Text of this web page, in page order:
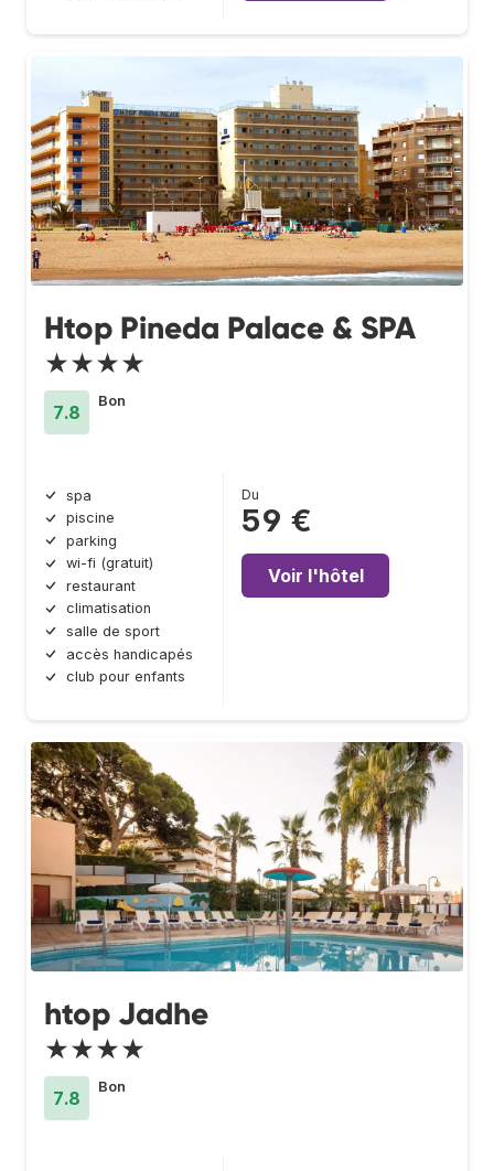
Htop Pineda Palace & SPA
★★★★
7.8
Bon
spa
piscine
parking
wi-fi (gratuit)
restaurant
climatisation
salle de sport
accès handicapés
club pour enfants
Du
59 €
Voir l'hôtel
htop Jadhe
★★★★
7.8
Bon